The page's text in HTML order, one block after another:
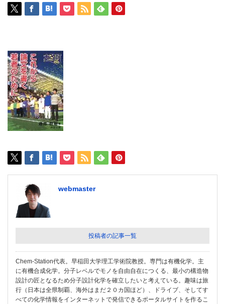
webmaster
投稿者の記事一覧
Chem-Station代表。早稲田大学理工学術院教授。専門は有機化学。主
に有機合成化学。分子レベルでモノを自由自在につくる、最小の構造物
設計の匠となるため分子設計化学を確立したいと考えている。趣味は旅
行（日本は全県制覇、海外はまだ２０カ国ほど）、ドライブ、そしてす
べての化学情報をインターネットで発信できるポータルサイトを作るこ